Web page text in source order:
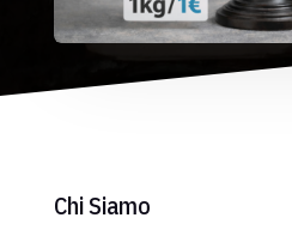
Chi Siamo